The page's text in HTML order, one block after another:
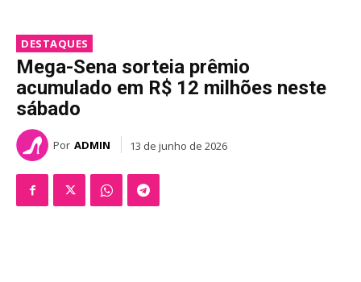
DESTAQUES
Mega-Sena sorteia prêmio
acumulado em R$ 12 milhões neste
sábado
Por ADMIN 13 de junho de 2026